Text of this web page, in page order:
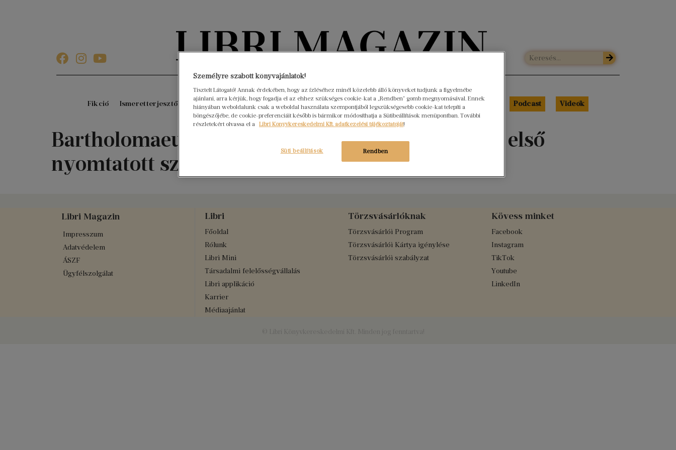
Könyvektől az olvasókig
Fikció Ismeretterjesztő Gyerekkönyvek Interjúk Beleolvasó A hónap könyvei HÍREK Libri Portré Podcast Videók
Bartholomaeus Platina reneszánsz receptjei – Az első
nyomtatott szakácskönyv
Libri Magazin
Impresszum
Adatvédelem
ÁSZF
Ügyfélszolgálat
Libri
Főoldal
Rólunk
Libri Mini
Társadalmi felelősségvállalás
Libri applikáció
Karrier
Médiaajánlat
Törzsvásárlóknak
Törzsvásárlói Program
Törzsvásárlói Kártya igénylése
Törzsvásárlói szabályzat
Kövess minket
Facebook
Instagram
TikTok
Youtube
LinkedIn
Személyre szabott könyvajánlatok!
Tisztelt Látogató! Annak érdekében, hogy az ízléséhez minél közelebb álló könyveket tudjunk a figyelmébe
ajánlani, arra kérjük, hogy fogadja el az ehhez szükséges cookie-kat a „Rendben” gomb megnyomásával. Ennek
hiányában weboldalunk csak a weboldal használata szempontjából legszükségesebb cookie-kat telepíti a
böngészőjébe, de cookie-preferenciáit később is bármikor módosíthatja a Sütibeállítások menüpontban. További
részletekért olvassa el a Libri Könyvkereskedelmi Kft. adatkezelési tájékoztatóját!
Rendben
Süti beállítások